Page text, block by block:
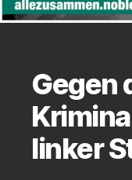
Gegen
linker